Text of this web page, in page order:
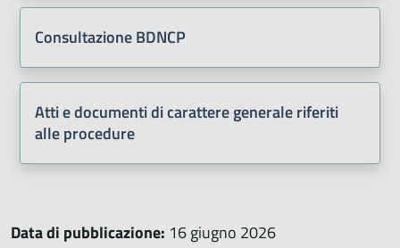
Consultazione BDNCP
Atti e documenti di carattere generale riferiti
alle procedure
Data di pubblicazione: 16 giugno 2026